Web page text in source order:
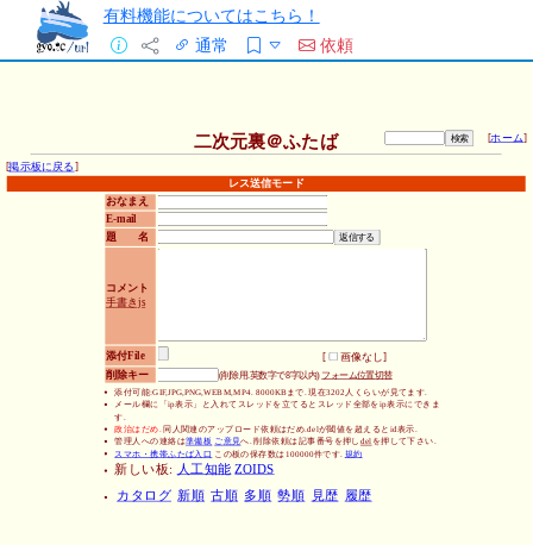
有料機能についてはこちら！
通常
依頼